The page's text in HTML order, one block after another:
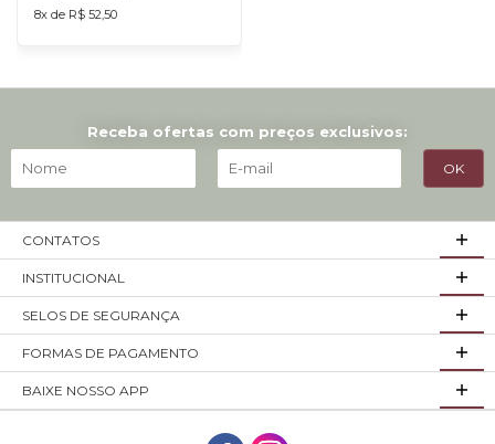
8x de R$ 52,50
Receba ofertas com preços exclusivos:
CONTATOS
INSTITUCIONAL
SELOS DE SEGURANÇA
FORMAS DE PAGAMENTO
BAIXE NOSSO APP